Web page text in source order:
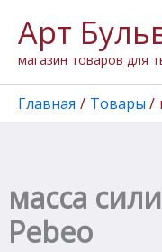
содержимому
Арт
магазин товаров для
Главная Товары
масса
Pebeo
товара
масса
силиконовая
100гр
Pebeo